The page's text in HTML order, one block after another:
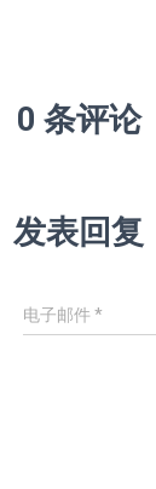
0 条评论
发表回复
电子邮件*